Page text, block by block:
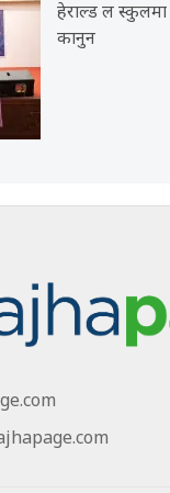
हेराल्ड ल स्कुलमा
कानुन